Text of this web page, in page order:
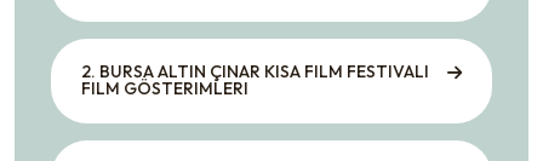
2. BURSA ALTIN ÇINAR KISA FILM FESTIVALI
FILM GÖSTERIMLERI